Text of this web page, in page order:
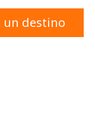
un destino